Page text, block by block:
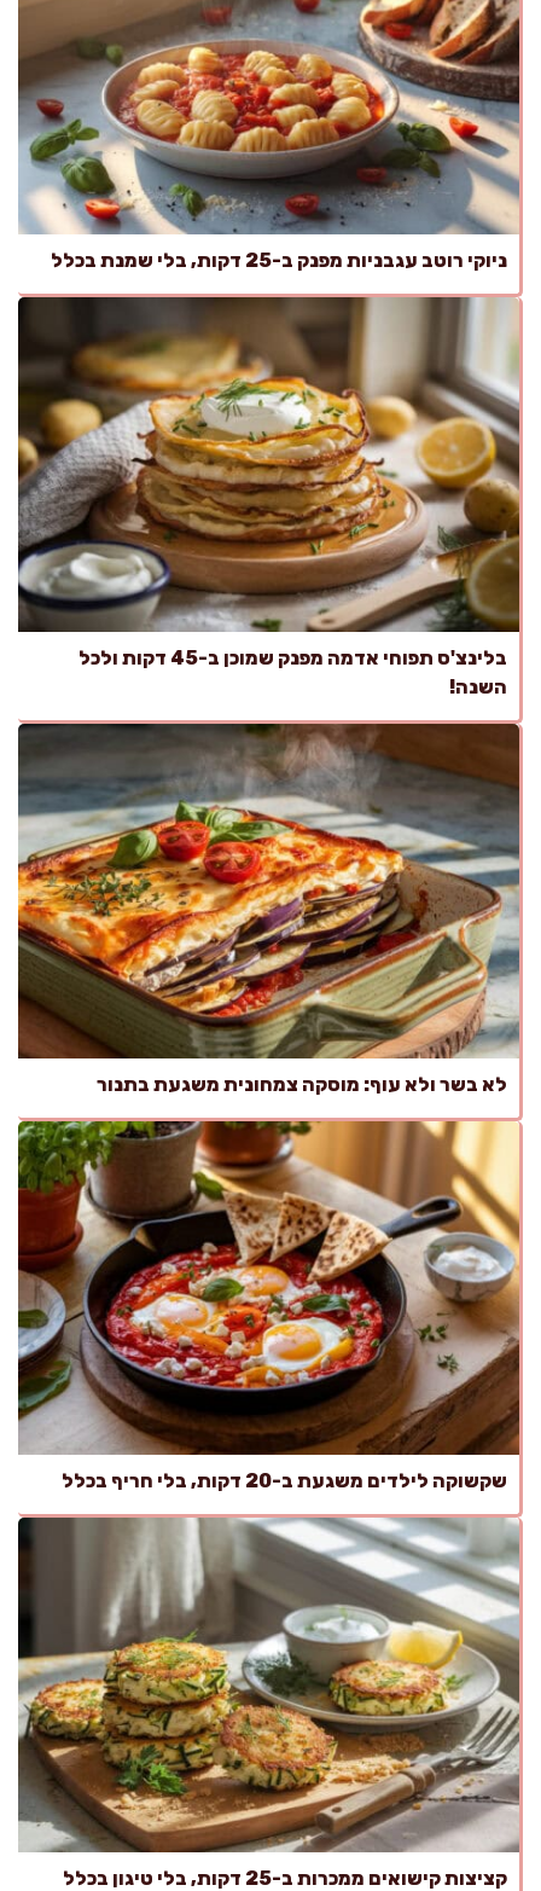
ניוקי רוטב עגבניות מפנק ב-25 דקות, בלי שמנת בכלל
בלינצ'ס תפוחי אדמה מפנק שמוכן ב-45 דקות ולכל
השנה!
לא בשר ולא עוף: מוסקה צמחונית משגעת בתנור
שקשוקה לילדים משגעת ב-20 דקות, בלי חריף בכלל
קציצות קישואים ממכרות ב-25 דקות, בלי טיגון בכלל